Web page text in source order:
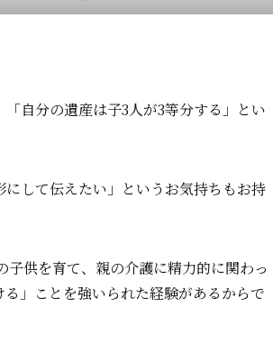
自分の遺産は子3人が3等分する」とい
して伝えたい」というお気持ちもお持
供を育て、親の介護に精力的に関わっ
」ことを強いられた経験があるからで